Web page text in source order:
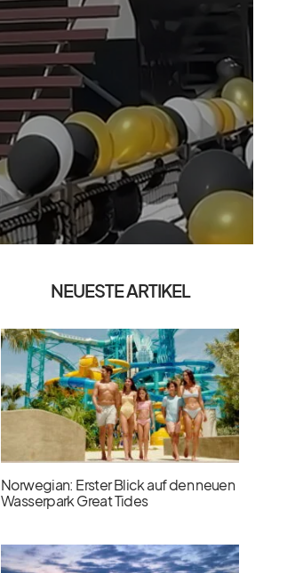
NEUESTE ARTIKEL
Norwegian: Erster Blick auf den neuen
Wasserpark Great Tides